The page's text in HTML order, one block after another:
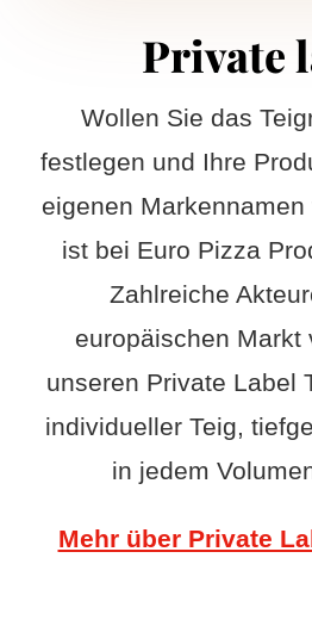
Private
Wollen Sie das
festlegen und Ihre
eigenen
ist bei Euro Pizza
Zahlreiche
europäischen Markt
unseren Private Label
individueller Teig,
in jedem
Mehr über Private